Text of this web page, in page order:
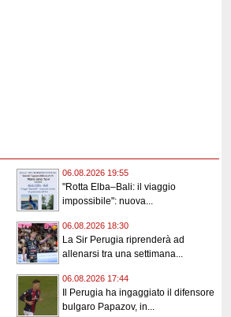
06.08.2026 19:55
"Rotta Elba–Bali: il viaggio
impossibile": nuova...
06.08.2026 18:30
La Sir Perugia riprenderà ad
allenarsi tra una settimana...
06.08.2026 17:44
Il Perugia ha ingaggiato il difensore
bulgaro Papazov, in...